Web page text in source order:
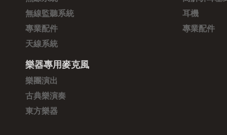
無線監聽系統
專業配件
天線系統
樂器專用麥克風
樂團演出
古典樂演奏
東方樂器
耳機
專業配件